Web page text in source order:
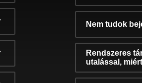
Nem tudok
Rendszeres
utalással,